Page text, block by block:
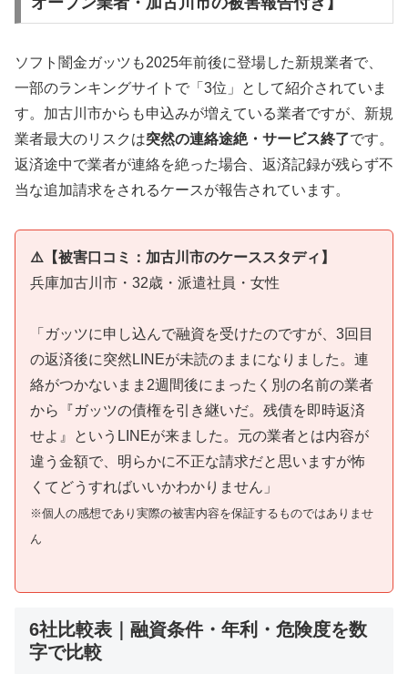
ソフト闇金ガッツも2025年前後に登場した新規業者で、
一部のランキングサイトで「3位」として紹介されていま
す。加古川市からも申込みが増えている業者ですが、新規
業者最大のリスクは突然の連絡途絶・サービス終了です。
返済途中で業者が連絡を絶った場合、返済記録が残らず不
当な追加請求をされるケースが報告されています。
⚠️【被害口コミ：加古川市のケーススタディ】
兵庫加古川市・32歳・派遣社員・女性
「ガッツに申し込んで融資を受けたのですが、3回目
の返済後に突然LINEが未読のままになりました。連
絡がつかないまま2週間後にまったく別の名前の業者
から『ガッツの債権を引き継いだ。残債を即時返済
せよ』というLINEが来ました。元の業者とは内容が
違う金額で、明らかに不正な請求だと思いますが怖
くてどうすればいいかわかりません」
※個人の感想であり実際の被害内容を保証するものではありませ
ん
6社比較表｜融資条件・年利・危険度を数
字で比較